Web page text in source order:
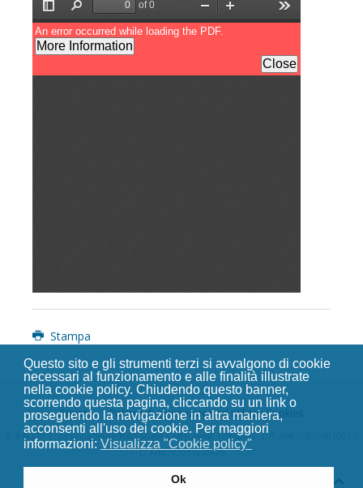
Questo sito e gli strumenti terzi si avvalgono di cookie
necessari al funzionamento e alle finalità illustrate
nella cookie policy. Chiudendo questo banner,
scorrendo questa pagina, cliccando su un link o
proseguendo la navigazione in altra maniera,
acconsenti all'uso dei cookie. Per maggiori
informazioni: Visualizza "Cookie policy"
Ok
Stampa
Privacy Politica di generazione ed utilizzo Cookies
A.N.CO.T. Associazione Nazionale Consulenti Tributari|P. IVA
C. Fisc.: 93011050429